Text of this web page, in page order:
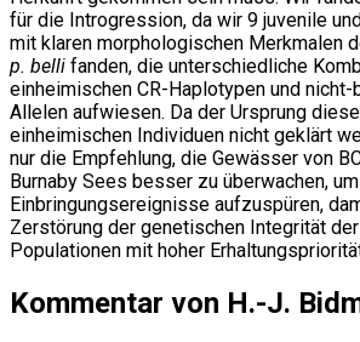
für die Introgression, da wir 9 juvenile
mit klaren morphologischen Merkmalen
p. belli fanden, die unterschiedliche
einheimischen CR-Haplotypen und nicht-
Allelen aufwiesen. Da der Ursprung
einheimischen Individuen nicht geklärt
nur die Empfehlung, die Gewässer von
Burnaby Sees besser zu überwachen,
Einbringungsereignisse aufzuspüren,
Zerstörung der genetischen Integrität
Populationen mit hoher
Kommentar von H.-J.